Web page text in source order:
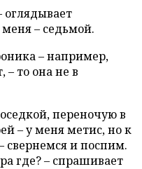
оглядывает
– седьмой.
– например,
– то она не в
переночую в
– у меня метис, но к
и поспим.
где? – спрашивает